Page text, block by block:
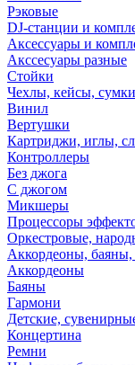
Рэковые
DJ-станции и
Аксессуары и
Акссесуары разные
Стойки
Чехлы, кейсы, сумки
Винил
Вертушки
Картриджи, иглы,
Контроллеры
Без джога
С джогом
Микшеры
Процессоры
Оркестровые,
Аккордеоны, баяны,
Аккордеоны
Баяны
Гармони
Детские,
Концертина
Ремни